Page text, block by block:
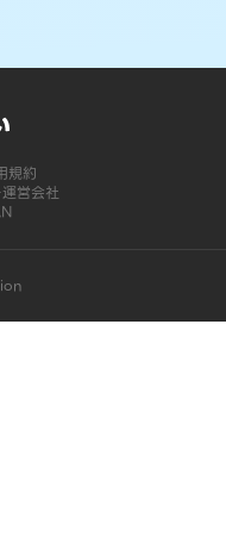
規約
運営会社
| LINE占い